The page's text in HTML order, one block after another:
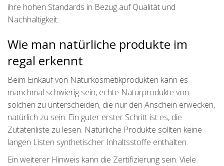
ihre hohen Standards in Bezug auf Qualität und
Nachhaltigkeit.
Wie man natürliche produkte im
regal erkennt
Beim Einkauf von Naturkosmetikprodukten kann es
manchmal schwierig sein, echte Naturprodukte von
solchen zu unterscheiden, die nur den Anschein erwecken,
natürlich zu sein. Ein guter erster Schritt ist es, die
Zutatenliste zu lesen. Natürliche Produkte sollten keine
langen Listen synthetischer Inhaltsstoffe enthalten.
Ein weiterer Hinweis kann die Zertifizierung sein. Viele